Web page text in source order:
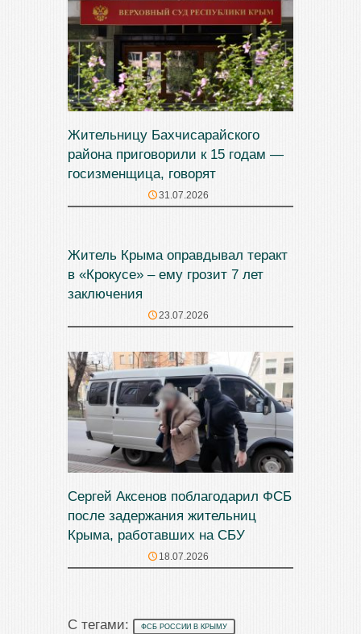
Жительницу Бахчисарайского
района приговорили к 15 годам —
госизменщица, говорят
31.07.2026
Житель Крыма оправдывал теракт
в «Крокусе» – ему грозит 7 лет
заключения
23.07.2026
Сергей Аксенов поблагодарил ФСБ
после задержания жительниц
Крыма, работавших на СБУ
18.07.2026
С тегами: ФСБ РОССИИ В КРЫМУ